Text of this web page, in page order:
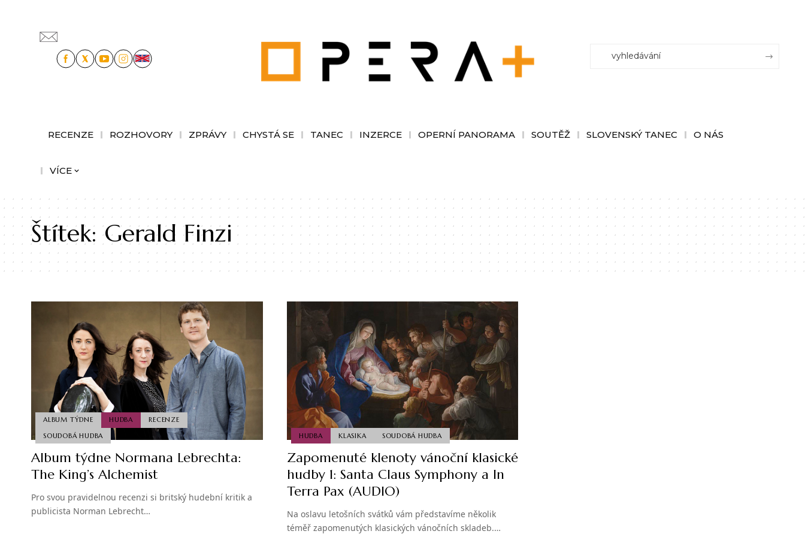
RECENZE ROZHOVORY ZPRÁVY CHYSTÁ SE TANEC INZERCE OPERNÍ PANORAMA SOUTĚŽ SLOVENSKÝ TANEC O NÁS
VÍCE
Štítek:Gerald Finzi
ALBUM TÝDNE HUDBA
RECENZE
SOUDOBÁ HUDBA
Album týdne Normana Lebrechta:
The King’s Alchemist
Pro svou pravidelnou recenzi si britský hudební kritik a
publicista Norman Lebrecht…
HUDBA KLASIKA SOUDOBÁ HUDBA
Zapomenuté klenoty vánoční klasické
hudby 1: Santa Claus Symphony a In
Terra Pax (AUDIO)
Na oslavu letošních svátků vám představíme několik
téměř zapomenutých klasických vánočních skladeb.…